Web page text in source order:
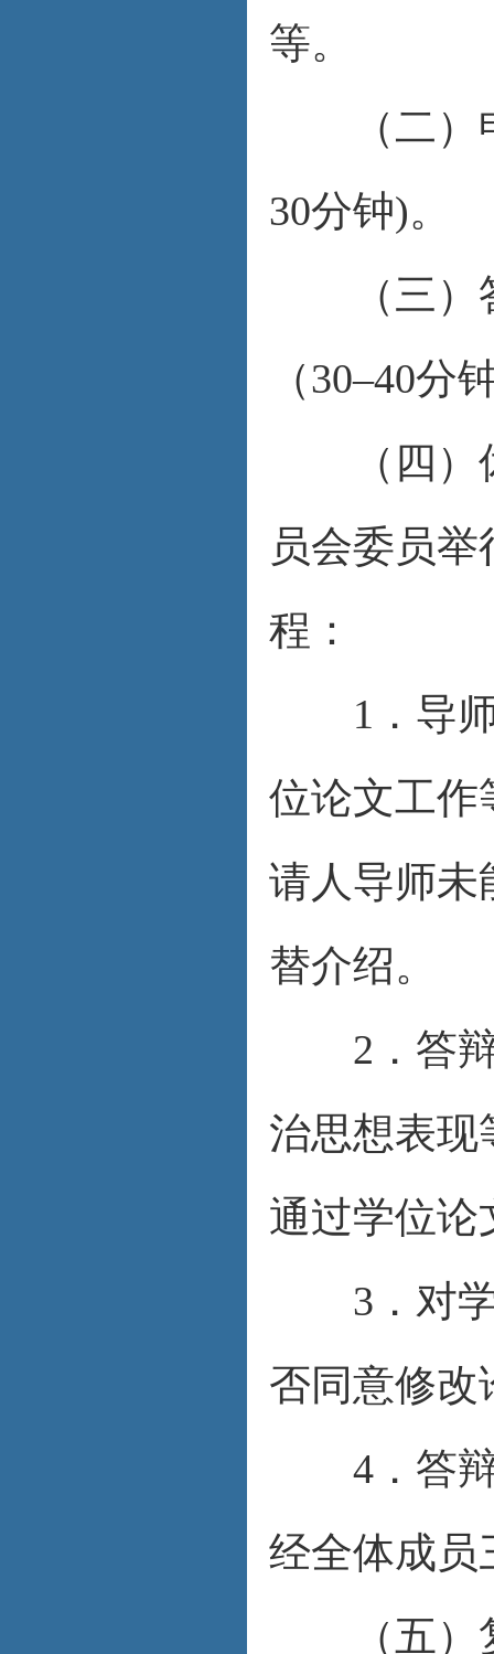
等。
（二）申
30分钟)。
（三）答
（30–40
（四）休
员会委员
程：
1．导师
位论文工作
请人导师未
替介绍。
2．答辩
治思想表现
通过学位论
3．对学
否同意修改
4．答辩
经全体成员
（五）复